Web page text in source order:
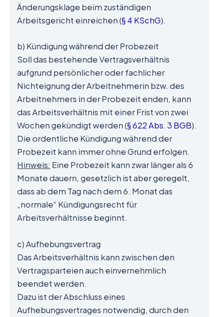
Änderungsklage beim zuständigen
Arbeitsgericht einreichen (§ 4 KSchG).
b) Kündigung während der Probezeit
Soll das bestehende Vertragsverhältnis
aufgrund persönlicher oder fachlicher
Nichteignung der Arbeitnehmerin bzw. des
Arbeitnehmers in der Probezeit enden, kann
das Arbeitsverhältnis mit einer Frist von zwei
Wochen gekündigt werden (§ 622 Abs. 3 BGB).
Die ordentliche Kündigung während der
Probezeit kann immer ohne Grund erfolgen.
Hinweis: Eine Probezeit kann zwar länger als 6
Monate dauern, gesetzlich ist aber geregelt,
dass ab dem Tag nach dem 6. Monat das
„normale“ Kündigungsrecht für
Arbeitsverhältnisse beginnt.
c) Aufhebungsvertrag
Das Arbeitsverhältnis kann zwischen den
Vertragsparteien auch einvernehmlich
beendet werden.
Dazu ist der Abschluss eines
Aufhebungsvertrages notwendig, durch den